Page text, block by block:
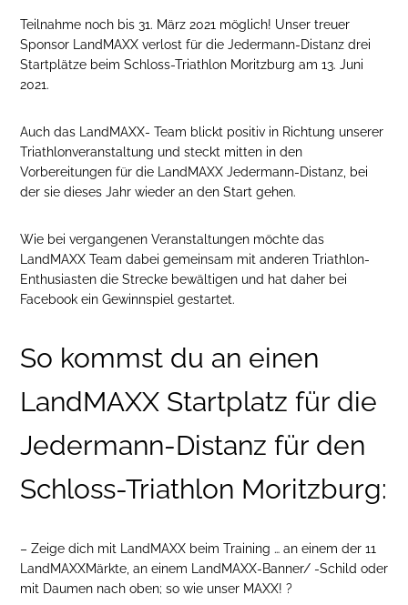
Teilnahme noch bis 31. März 2021 möglich! Unser treuer
Sponsor LandMAXX verlost für die Jedermann-Distanz drei
Startplätze beim Schloss-Triathlon Moritzburg am 13. Juni
2021.
Auch das LandMAXX- Team blickt positiv in Richtung unserer
Triathlonveranstaltung und steckt mitten in den
Vorbereitungen für die LandMAXX Jedermann-Distanz, bei
der sie dieses Jahr wieder an den Start gehen.
Wie bei vergangenen Veranstaltungen möchte das
LandMAXX Team dabei gemeinsam mit anderen Triathlon-
Enthusiasten die Strecke bewältigen und hat daher bei
Facebook ein Gewinnspiel gestartet.
So kommst du an einen
LandMAXX Startplatz für die
Jedermann-Distanz für den
Schloss-Triathlon Moritzburg:
– Zeige dich mit LandMAXX beim Training … an einem der 11
LandMAXXMärkte, an einem LandMAXX-Banner/ -Schild oder
mit Daumen nach oben; so wie unser MAXX! ?